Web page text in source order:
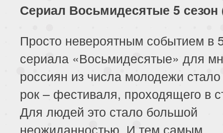
Сериал Восьмидесятые 5 сезон
Просто невероятным событием в
сериала «Восьмидесятые» для
россиян из числа молодежи
рок – фестиваля, проходящего в
Для людей это стало большой
неожиданностью. И тем самым